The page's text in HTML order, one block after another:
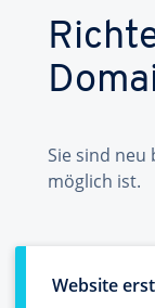
Sie sind neu
möglich ist.
Website